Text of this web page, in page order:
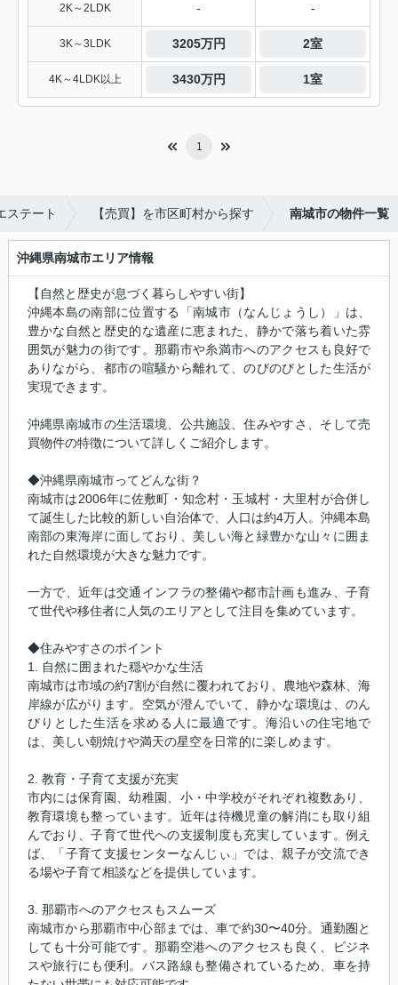
2K～2LDK - -
3K～3LDK 3205万円 2室
4K～4LDK以上 3430万円 1室
1
ステート 【売買】を市区町村から探す 南城市の物件一覧
沖縄県南城市エリア情報
【自然と歴史が息づく暮らしやすい街】
沖縄本島の南部に位置する「南城市（なんじょうし）」は、
豊かな自然と歴史的な遺産に恵まれた、静かで落ち着いた雰
囲気が魅力の街です。那覇市や糸満市へのアクセスも良好で
ありながら、都市の喧騒から離れて、のびのびとした生活が
実現できます。
沖縄県南城市の生活環境、公共施設、住みやすさ、そして売
買物件の特徴について詳しくご紹介します。
◆沖縄県南城市ってどんな街？
南城市は2006年に佐敷町・知念村・玉城村・大里村が合併し
て誕生した比較的新しい自治体で、人口は約4万人。沖縄本島
南部の東海岸に面しており、美しい海と緑豊かな山々に囲ま
れた自然環境が大きな魅力です。
一方で、近年は交通インフラの整備や都市計画も進み、子育
て世代や移住者に人気のエリアとして注目を集めています。
◆住みやすさのポイント
1. 自然に囲まれた穏やかな生活
南城市は市域の約7割が自然に覆われており、農地や森林、海
岸線が広がります。空気が澄んでいて、静かな環境は、のん
びりとした生活を求める人に最適です。海沿いの住宅地で
は、美しい朝焼けや満天の星空を日常的に楽しめます。
2. 教育・子育て支援が充実
市内には保育園、幼稚園、小・中学校がそれぞれ複数あり、
教育環境も整っています。近年は待機児童の解消にも取り組
んでおり、子育て世代への支援制度も充実しています。例え
ば、「子育て支援センターなんじぃ」では、親子が交流でき
る場や子育て相談などを提供しています。
3. 那覇市へのアクセスもスムーズ
南城市から那覇市中心部までは、車で約30〜40分。通勤圏と
しても十分可能です。那覇空港へのアクセスも良く、ビジネ
スや旅行にも便利。バス路線も整備されているため、車を持